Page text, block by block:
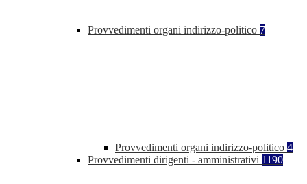
Provvedimenti organi indirizzo-politico 7
Provvedimenti organi indirizzo-politico 4
Provvedimenti dirigenti - amministrativi 1190